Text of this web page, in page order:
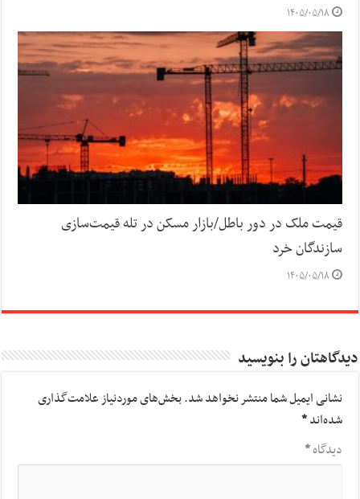
۱۴۰۵/۰۵/۱۸
قیمت ملک در دور باطل/بازار مسکن در تله قیمت‌سازی
سازندگان خرد
۱۴۰۵/۰۵/۱۸
دیدگاهتان را بنویسید
نشانی ایمیل شما منتشر نخواهد شد.بخش‌های موردنیاز علامت‌گذاری
شده‌اند*
دیدگاه*